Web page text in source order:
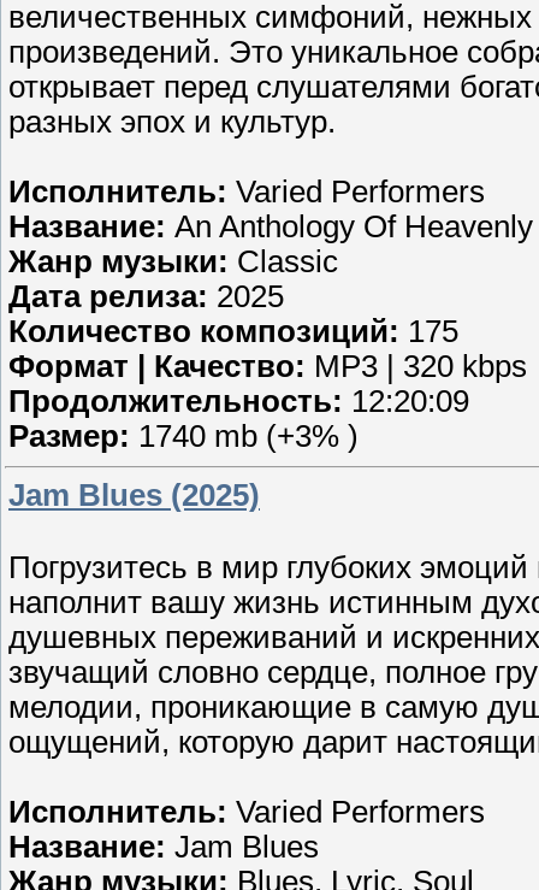
величественных симфоний, нежных
произведений. Это уникальное
открывает перед слушателями
разных эпох и культур.
Исполнитель: Varied Performers
Название: An Anthology Of
Жанр музыки: Classic
Дата релиза: 2025
Количество композиций: 175
Формат | Качество: MP3 | 320 kbps
Продолжительность: 12:20:09
Размер: 1740 mb (+3% )
Jam Blues (2025)
Погрузитесь в мир глубоких
наполнит вашу жизнь истинным
душевных переживаний и
звучащий словно сердце, полное
мелодии, проникающие в самую
ощущений, которую дарит
Исполнитель: Varied Performers
Название: Jam Blues
Жанр музыки: Blues, Lyric, Soul